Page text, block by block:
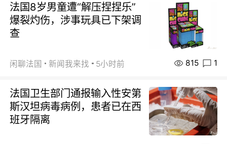
法国8岁男童遭“解压捏捏乐”
爆裂灼伤，涉事玩具已下架调
查
闲聊法国 新闻我来找 5小时前 815 1
法国卫生部门通报输入性安第
斯汉坦病毒病例，患者已在西
班牙隔离